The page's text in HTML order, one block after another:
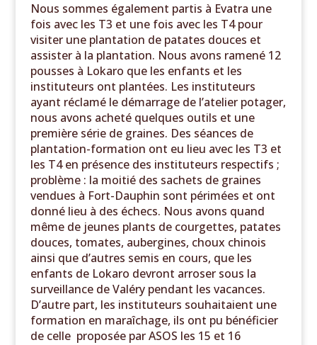
Nous sommes également partis à Evatra une
fois avec les T3 et une fois avec les T4 pour
visiter une plantation de patates douces et
assister à la plantation. Nous avons ramené 12
pousses à Lokaro que les enfants et les
instituteurs ont plantées. Les instituteurs
ayant réclamé le démarrage de l’atelier potager,
nous avons acheté quelques outils et une
première série de graines. Des séances de
plantation-formation ont eu lieu avec les T3 et
les T4 en présence des instituteurs respectifs ;
problème : la moitié des sachets de graines
vendues à Fort-Dauphin sont périmées et ont
donné lieu à des échecs. Nous avons quand
même de jeunes plants de courgettes, patates
douces, tomates, aubergines, choux chinois
ainsi que d’autres semis en cours, que les
enfants de Lokaro devront arroser sous la
surveillance de Valéry pendant les vacances.
D’autre part, les instituteurs souhaitaient une
formation en maraîchage, ils ont pu bénéficier
de celle proposée par ASOS les 15 et 16